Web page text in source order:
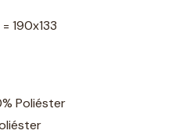
190x133
Poliéster